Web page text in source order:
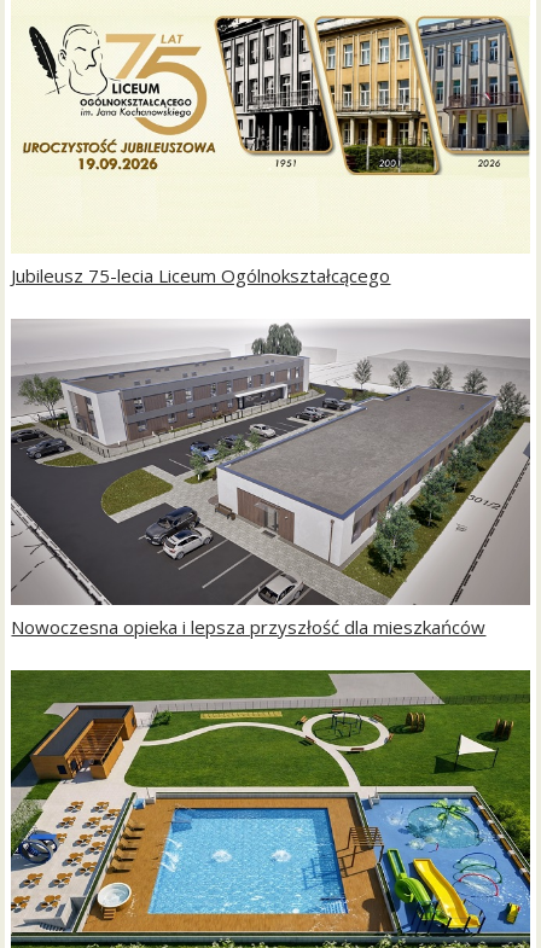
Jubileusz 75-lecia Liceum Ogólnokształcącego
Nowoczesna opieka i lepsza przyszłość dla mieszkańców